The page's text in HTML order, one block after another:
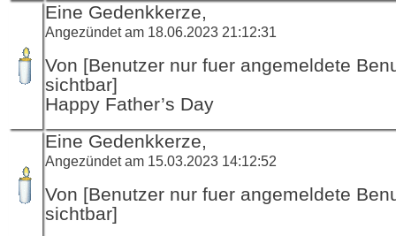
Eine Gedenkkerze,
Angezündet am 18.06.2023 21:12:31
Von [Benutzer nur fuer angemeldete
sichtbar]
Happy Father’s Day
Eine Gedenkkerze,
Angezündet am 15.03.2023 14:12:52
Von [Benutzer nur fuer angemeldete
sichtbar]